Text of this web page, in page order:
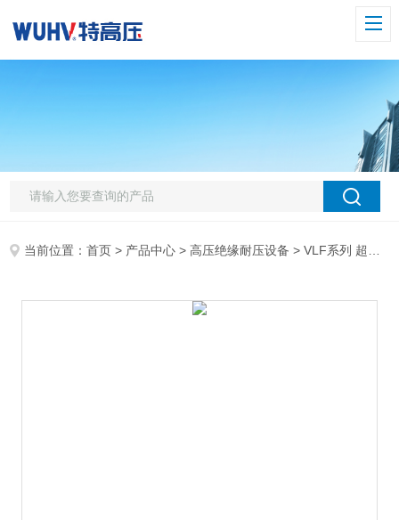
当前位置：首页 > 产品中心 >高压绝缘耐压设备 >VLF系列 超低频高压发生器